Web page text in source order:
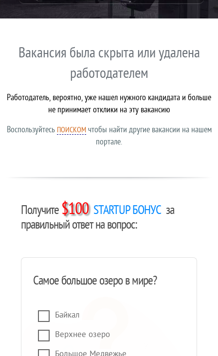
Вакансия была скрыта или удалена
работодателем
Работодатель, вероятно, уже нашел нужного кандидата и больше
не принимает отклики на эту вакансию
Воспользуйтесь ПОИСКОМчтобы найти другие вакансии на нашем
портале.
Получите $100 STARTUP БОНУС за
правильный ответ на вопрос:
Самое большое озеро в мире?
Байкал
Верхнее озеро
Большое Медвежье